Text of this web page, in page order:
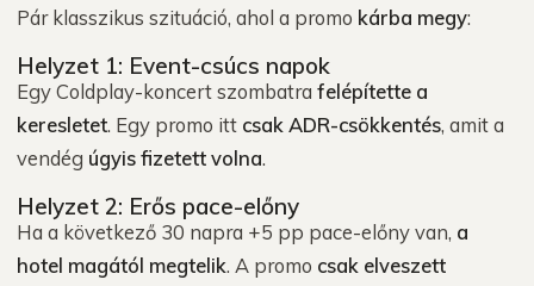
Pár klasszikus szituáció, ahol a promo kárba megy:
Helyzet 1: Event-csúcs napok
Egy Coldplay-koncert szombatra felépítette a
keresletet. Egy promo itt csak ADR-csökkentés, amit a
vendég úgyis fizetett volna.
Helyzet 2: Erős pace-előny
Ha a következő 30 napra +5 pp pace-előny van, a
hotel magától megtelik. A promo csak elveszett